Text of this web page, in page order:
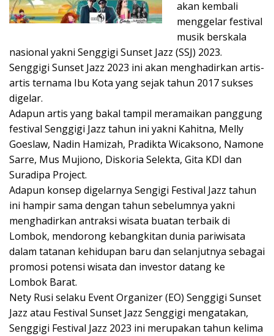
akan kembali
menggelar festival
musik berskala
nasional yakni Senggigi Sunset Jazz (SSJ) 2023.
Senggigi Sunset Jazz 2023 ini akan menghadirkan artis-
artis ternama Ibu Kota yang sejak tahun 2017 sukses
digelar.
Adapun artis yang bakal tampil meramaikan panggung
festival Senggigi Jazz tahun ini yakni Kahitna, Melly
Goeslaw, Nadin Hamizah, Pradikta Wicaksono, Namone
Sarre, Mus Mujiono, Diskoria Selekta, Gita KDI dan
Suradipa Project.
Adapun konsep digelarnya Sengigi Festival Jazz tahun
ini hampir sama dengan tahun sebelumnya yakni
menghadirkan antraksi wisata buatan terbaik di
Lombok, mendorong kebangkitan dunia pariwisata
dalam tatanan kehidupan baru dan selanjutnya sebagai
promosi potensi wisata dan investor datang ke
Lombok Barat.
Nety Rusi selaku Event Organizer (EO) Senggigi Sunset
Jazz atau Festival Sunset Jazz Senggigi mengatakan,
Senggigi Festival Jazz 2023 ini merupakan tahun kelima